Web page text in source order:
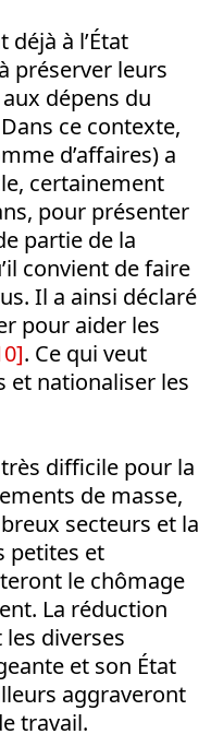
à l’État
préserver leurs
dépens du
ce contexte,
d’affaires) a
certainement
pour présenter
partie de la
convient de faire
Il a ainsi déclaré
pour aider les
. Ce qui veut
et nationaliser les
difficile pour la
de masse,
secteurs et la
petites et
le chômage
La réduction
les diverses
et son État
aggraveront
travail.